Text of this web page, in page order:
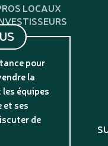
LOCAUX
pour
la
équipes
et ses
de